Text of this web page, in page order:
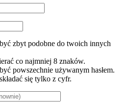
zbyt podobne do twoich innych
co najmniej 8 znaków.
powszechnie używanym hasłem.
się tylko z cyfr.